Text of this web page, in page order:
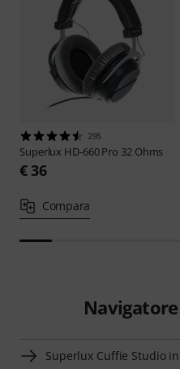
295
Superlux HD-660 Pro 32 Ohms
€ 36
Compara
Superlux Cuffie Studio